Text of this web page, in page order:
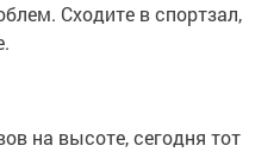
Сходите в спортзал,
на высоте, сегодня тот